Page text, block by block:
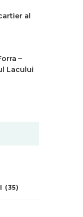
al
–
Lacului
(35)